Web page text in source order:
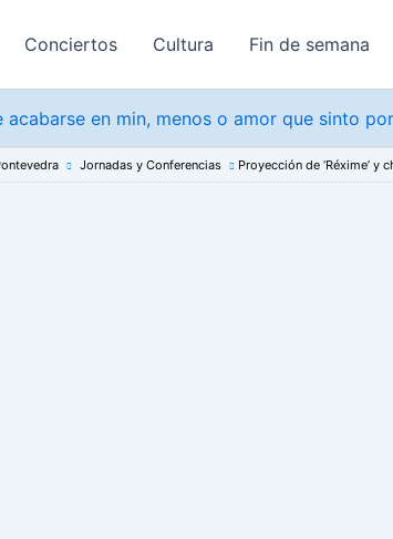
Conciertos Cultura Fin de semana
en min, menos o amor que sinto
Jornadas y Conferencias Proyección de ‘Réxime’